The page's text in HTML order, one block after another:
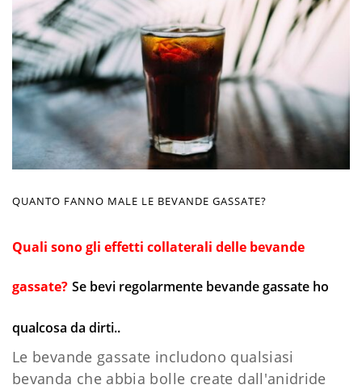
QUANTO FANNO MALE LE BEVANDE GASSATE?
Quali sono gli effetti collaterali delle bevande
gassate? Se bevi regolarmente bevande gassate ho
qualcosa da dirti..
Le bevande gassate includono qualsiasi
bevanda che abbia bolle create dall'anidride